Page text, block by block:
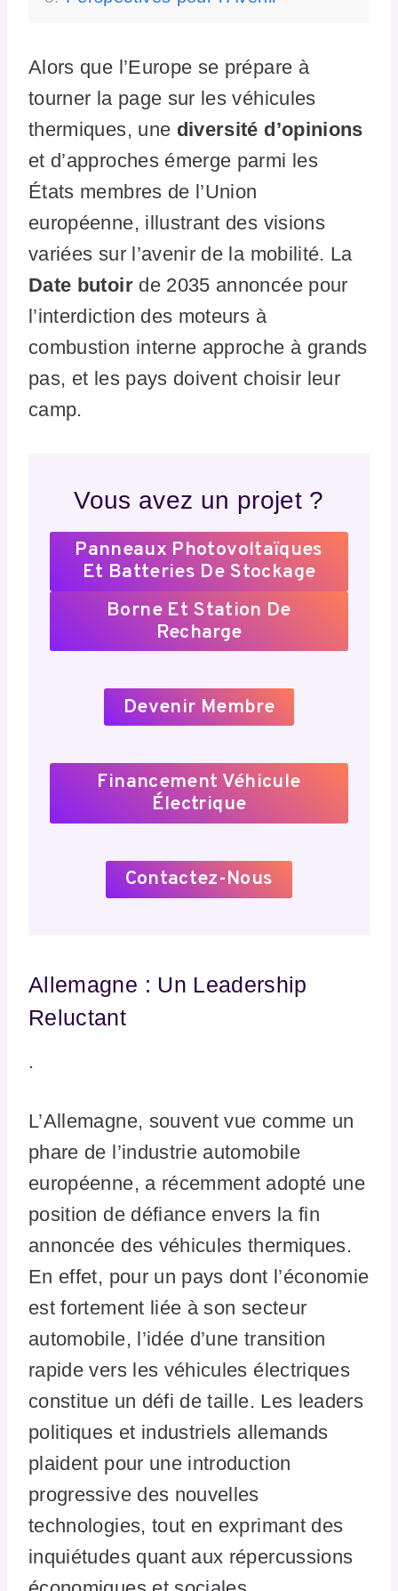
Alors que l’Europe se prépare à
tourner la page sur les véhicules
thermiques, une diversité d’opinions
et d’approches émerge parmi les
États membres de l’Union
européenne, illustrant des visions
variées sur l’avenir de la mobilité. La
Date butoirde 2035 annoncée pour
l’interdiction des moteurs à
combustion interne approche à grands
pas, et les pays doivent choisir leur
camp.
Vous avez un projet ?
Panneaux Photovoltaïques
Et Batteries De Stockage
Borne Et Station De
Recharge
Devenir Membre
Financement Véhicule
Électrique
Contactez-Nous
Allemagne : Un Leadership
Reluctant
.
L’Allemagne, souvent vue comme un
phare de l’industrie automobile
européenne, a récemment adopté une
position de défiance envers la fin
annoncée des véhicules thermiques.
En effet, pour un pays dont l’économie
est fortement liée à son secteur
automobile, l’idée d’une transition
rapide vers les véhicules électriques
constitue un défi de taille. Les leaders
politiques et industriels allemands
plaident pour une introduction
progressive des nouvelles
technologies, tout en exprimant des
inquiétudes quant aux répercussions